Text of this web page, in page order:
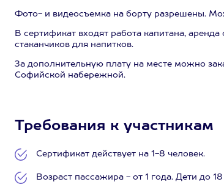
Фото- и видеосъемка на борту разрешены.
В сертификат входят работа капитана,
стаканчиков для напитков.
За дополнительную плату на месте можно
Софийской набережной.
Требования к участникам
Сертификат действует на 1-8 человек.
Возраст пассажира - от 1 года. Дети до